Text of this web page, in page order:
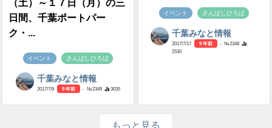
（土）～１７日（月）の三
日間、千葉ポートパー
ク・...
イベント さんばしひろば
千葉みなと情報
2017/7/9 9 年前 - №2349 3035
イベント さんばしひろば
千葉みなと情報
2017/7/17 9 年前
- №2348
2530
もっと見る